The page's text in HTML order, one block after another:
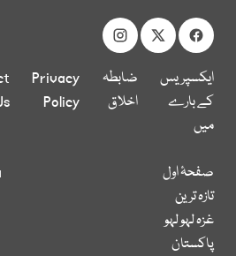
ایکسپریس
کے بارے
میں
ضابطہ
اخلاق
Privacy
Policy
صفحۂ اول
تازہ ترین
غزہ لہو لہو
پاکستان